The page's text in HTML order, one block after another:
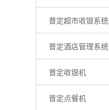
普定超市收银系统
普定酒店管理系统
普定收银机
普定点餐机